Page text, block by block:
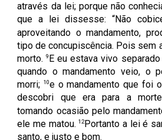
através da lei; porque não
que a lei dissesse: “Não
aproveitando o mandamento,
tipo de concupiscência. Pois sem
morto.9E eu estava vivo
quando o mandamento veio, o
morri;10e o mandamento que foi
descobri que era para a
tomando ocasião pelo
ele me matou.12Portanto a lei é
santo, e justo e bom.